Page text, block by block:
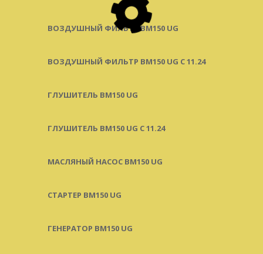
ВОЗДУШНЫЙ ФИЛЬТР BM150 UG
ВОЗДУШНЫЙ ФИЛЬТР BM150 UG C 11.24
ГЛУШИТЕЛЬ BM150 UG
ГЛУШИТЕЛЬ BM150 UG С 11.24
МАСЛЯНЫЙ НАСОС BM150 UG
СТАРТЕР BM150 UG
ГЕНЕРАТОР BM150 UG